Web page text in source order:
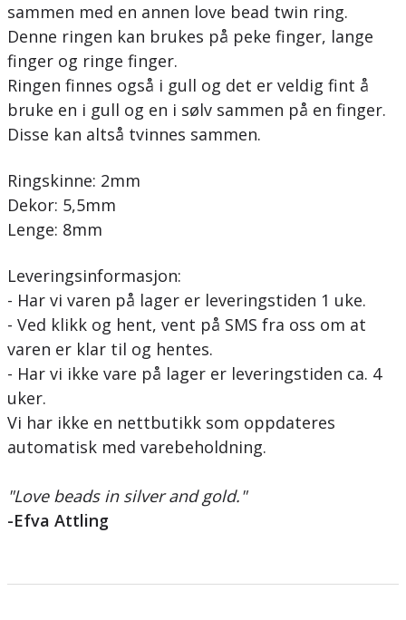
sammen med en annen love bead twin ring.
Denne ringen kan brukes på peke finger, lange
finger og ringe finger.
Ringen finnes også i gull og det er veldig fint å
bruke en i gull og en i sølv sammen på en finger.
Disse kan altså tvinnes sammen.
Ringskinne: 2mm
Dekor: 5,5mm
Lenge: 8mm
Leveringsinformasjon:
- Har vi varen på lager er leveringstiden 1 uke.
- Ved klikk og hent, vent på SMS fra oss om at
varen er klar til og hentes.
- Har vi ikke vare på lager er leveringstiden ca. 4
uker.
Vi har ikke en nettbutikk som oppdateres
automatisk med varebeholdning.
"Love beads in silver and gold."
-Efva Attling